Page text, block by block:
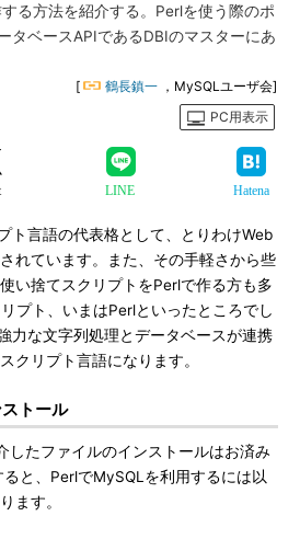
る方法を紹介する。Perlを使う際のポ
タベースAPIであるDBIのマスターにあ
[ 鶴長鎮一 ，MySQLユーザ会]
PC用表示
LINE Hatena
ト言語の代表格として、とりわけWeb
れています。また、その手軽さから些
い捨てスクリプトをPerlで作る方も多
プト、いまはPerlといったところでし
力な文字列処理とデータベースが連携
クリプト言語になります。
トール
したファイルのインストールはお済み
と、PerlでMySQLを利用するには以
ます。